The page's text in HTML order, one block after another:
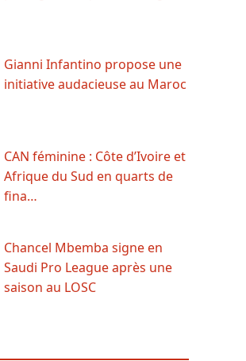
Gianni Infantino propose une
initiative audacieuse au Maroc
CAN féminine : Côte d’Ivoire et
Afrique du Sud en quarts de
fina…
Chancel Mbemba signe en
Saudi Pro League après une
saison au LOSC